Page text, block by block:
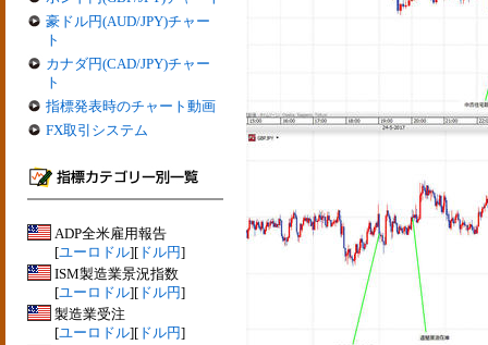
豪ドル円(AUD/JPY)チャー
ト
カナダ円(CAD/JPY)チャー
ト
指標発表時のチャート動画
FX取引システム
ADP全米雇用報告
[ユーロドル][ ドル円]
ISM製造業景況指数
[ユーロドル][ ドル円]
製造業受注
[ユーロドル][ ドル円]